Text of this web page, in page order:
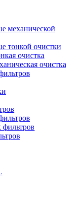
механической
тонкой очистки
очистка
очистка